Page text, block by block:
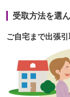
第39回人形
第38回人形
第37回人形
受取方法を選
ご自宅まで出張引